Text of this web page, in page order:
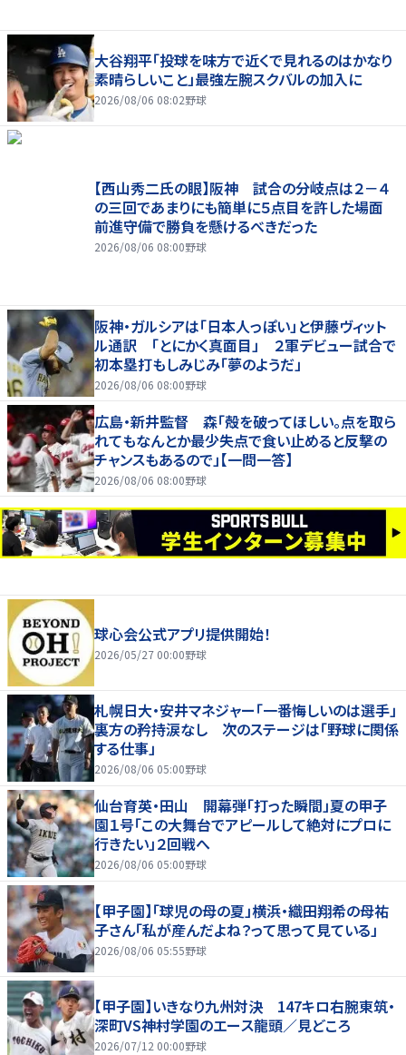
大谷翔平「投球を味方で近くで見れるのはかなり
素晴らしいこと」最強左腕スクバルの加入に
2026/08/06 08:02野球
【西山秀二氏の眼】阪神 試合の分岐点は２－４
の三回であまりにも簡単に５点目を許した場面
前進守備で勝負を懸けるべきだった
2026/08/06 08:00野球
阪神・ガルシアは「日本人っぽい」と伊藤ヴィット
ル通訳 「とにかく真面目」 ２軍デビュー試合で
初本塁打もしみじみ「夢のようだ」
2026/08/06 08:00野球
広島・新井監督 森「殻を破ってほしい。点を取ら
れてもなんとか最少失点で食い止めると反撃の
チャンスもあるので」【一問一答】
2026/08/06 08:00野球
球心会公式アプリ提供開始！
2026/05/27 00:00野球
札幌日大・安井マネジャー「一番悔しいのは選手」
裏方の矜持涙なし 次のステージは「野球に関係
する仕事」
2026/08/06 05:00野球
仙台育英・田山 開幕弾「打った瞬間」夏の甲子
園１号「この大舞台でアピールして絶対にプロに
行きたい」２回戦へ
2026/08/06 05:00野球
【甲子園】「球児の母の夏」横浜・織田翔希の母祐
子さん「私が産んだよね？って思って見ている」
2026/08/06 05:55野球
【甲子園】いきなり九州対決 147キロ右腕東筑・
深町VS神村学園のエース龍頭／見どころ
2026/07/12 00:00野球